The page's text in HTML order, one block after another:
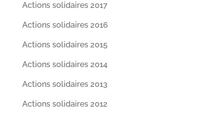
Actions solidaires 2017
Actions solidaires 2016
Actions solidaires 2015
Actions solidaires 2014
Actions solidaires 2013
Actions solidaires 2012